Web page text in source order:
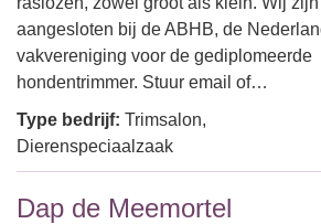
aangesloten bij de ABHB, de
vakvereniging voor de gediplomeerde
hondentrimmer. Stuur email of…
Type bedrijf: Trimsalon,
Dierenspeciaalzaak
Dap de Meemortel